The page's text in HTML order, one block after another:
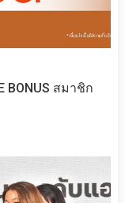
BONUS สมาชิก